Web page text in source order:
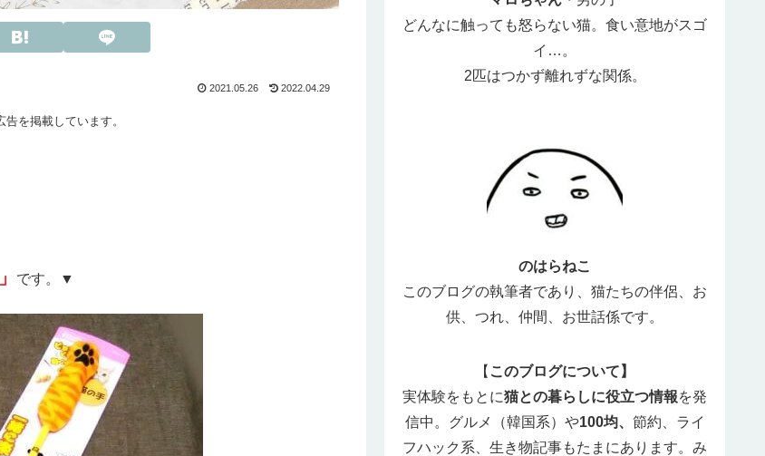
2021.05.26 2022.04.29
を掲載しています。
です。▼
どんなに触っても怒らない猫。食い意地がスゴ
イ…。
2匹はつかず離れずな関係。
のはらねこ
このブログの執筆者であり、猫たちの伴侶、お
供、つれ、仲間、お世話係です。
【 このブログについて】
実体験をもとに猫との暮らしに役立つ情報を発
信中。グルメ（韓国系）や100均、 節約、ライ
フハック系、生き物記事もたまにあります。み